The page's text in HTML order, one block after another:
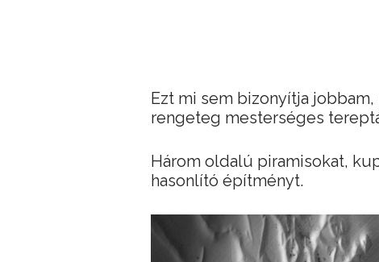
Ezt mi sem bizonyítja
rengeteg mesterséges
Három oldalú piramisokat,
hasonlító építményt.